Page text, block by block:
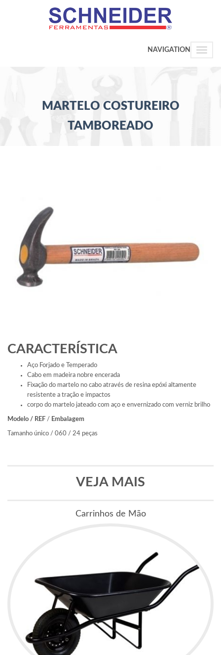
Toggle
NAVIGATION
MARTELO COSTUREIRO
TAMBOREADO
CARACTERÍSTICA
Aço Forjado e Temperado
Cabo em madeira nobre encerada
Fixação do martelo no cabo através de resina epóxi altamente
resistente a tração e impactos
corpo do martelo jateado com aço e envernizado com verniz brilho
Modelo / REF / Embalagem
Tamanho único / 060 / 24 peças
VEJA MAIS
Carrinhos de Mão